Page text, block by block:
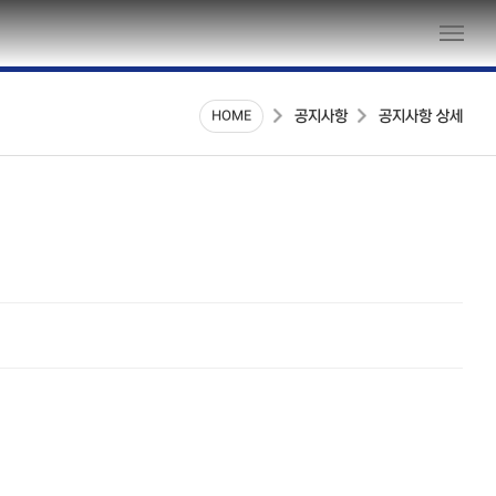
HOME 공지사항 공지사항 상세